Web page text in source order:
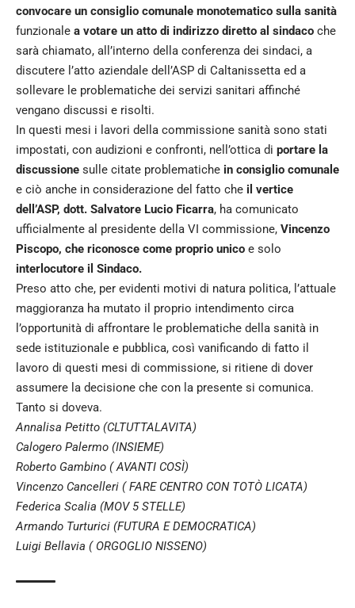
convocare un consiglio comunale monotematico sulla sanità
funzionale a votare un atto di indirizzo diretto al sindaco che
sarà chiamato, all’interno della conferenza dei sindaci, a
discutere l’atto aziendale dell’ASP di Caltanissetta ed a
sollevare le problematiche dei servizi sanitari affinché
vengano discussi e risolti.
In questi mesi i lavori della commissione sanità sono stati
impostati, con audizioni e confronti, nell’ottica di portare la
discussione sulle citate problematiche in consiglio comunale
e ciò anche in considerazione del fatto che il vertice
dell’ASP, dott. Salvatore Lucio Ficarra, ha comunicato
ufficialmente al presidente della VI commissione, Vincenzo
Piscopo, che riconosce come proprio unico e solo
interlocutore il Sindaco.
Preso atto che, per evidenti motivi di natura politica, l’attuale
maggioranza ha mutato il proprio intendimento circa
l’opportunità di affrontare le problematiche della sanità in
sede istituzionale e pubblica, così vanificando di fatto il
lavoro di questi mesi di commissione, si ritiene di dover
assumere la decisione che con la presente si comunica.
Tanto si doveva.
Annalisa Petitto (CLTUTTALAVITA)
Calogero Palermo (INSIEME)
Roberto Gambino ( AVANTI COSÌ)
Vincenzo Cancelleri ( FARE CENTRO CON TOTÒ LICATA)
Federica Scalia (MOV 5 STELLE)
Armando Turturici (FUTURA E DEMOCRATICA)
Luigi Bellavia ( ORGOGLIO NISSENO)